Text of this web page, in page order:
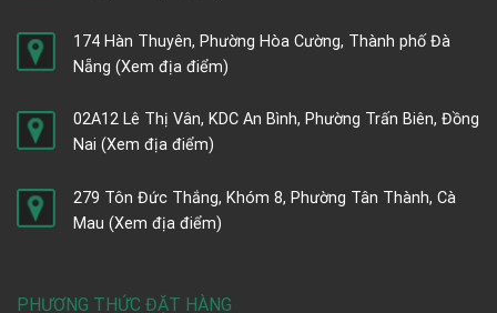
174 Hàn Thuyên, Phường Hòa Cường, Thành phố Đà
Nẵng (Xem địa điểm)
02A12 Lê Thị Vân, KDC An Bình, Phường Trấn Biên, Đồng
Nai (Xem địa điểm)
279 Tôn Đức Thắng, Khóm 8, Phường Tân Thành, Cà
Mau (Xem địa điểm)
PHƯƠNG THỨC ĐẶT HÀNG